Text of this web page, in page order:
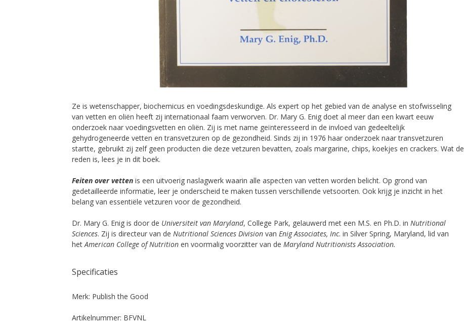
Ze is wetenschapper, biochemicus en voedingsdeskundige. Als expert op het gebied van de analyse en stofwisseling
van vetten en oliën heeft zij internationaal faam verworven. Dr. Mary G. Enig doet al meer dan een kwart eeuw
onderzoek naar voedingsvetten en oliën. Zij is met name geïnteresseerd in de invloed van gedeeltelijk
gehydrogeneerde vetten en transvetzuren op de gezondheid. Sinds zij in 1976 haar onderzoek naar transvetzuren
startte, gebruikt zij zelf geen producten die deze vetzuren bevatten, zoals margarine, chips, koekjes en crackers. Wat de
reden is, lees je in dit boek.
Feiten over vetten is een uitvoerig naslagwerk waarin alle aspecten van vetten worden belicht. Op grond van
gedetailleerde informatie, leer je onderscheid te maken tussen verschillende vetsoorten. Ook krijg je inzicht in het
belang van essentiële vetzuren voor de gezondheid.
Dr. Mary G. Enig is door de Universiteit van Maryland, College Park, gelauwerd met een M.S. en Ph.D. in Nutritional
Sciences. Zij is directeur van de Nutritional Sciences Division van Enig Associates, Inc. in Silver Spring, Maryland, lid van
het American College of Nutrition en voormalig voorzitter van de Maryland Nutritionists Association.
Specificaties
Merk: Publish the Good
Artikelnummer: BFVNL